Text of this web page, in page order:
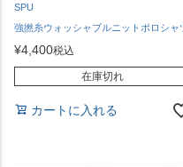
SPU
強撚糸ウォッシャブルニットポロシャ
¥4,400税込
在庫切れ
カートに入れる